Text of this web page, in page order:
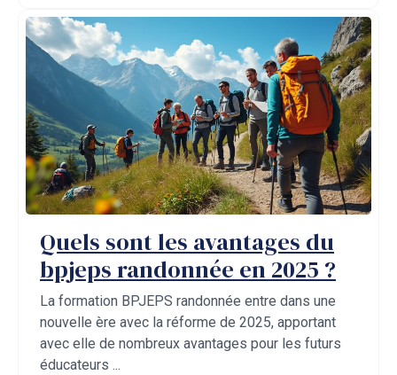
Quels sont les avantages du
bpjeps randonnée en 2025 ?
La formation BPJEPS randonnée entre dans une
nouvelle ère avec la réforme de 2025, apportant
avec elle de nombreux avantages pour les futurs
éducateurs ...